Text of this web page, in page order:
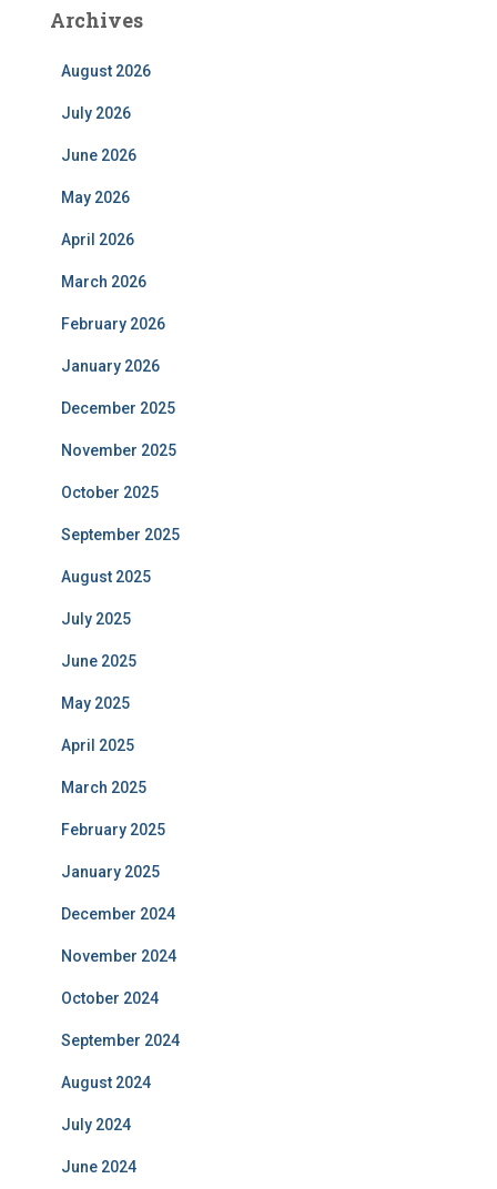
Archives
August 2026
July 2026
June 2026
May 2026
April 2026
March 2026
February 2026
January 2026
December 2025
November 2025
October 2025
September 2025
August 2025
July 2025
June 2025
May 2025
April 2025
March 2025
February 2025
January 2025
December 2024
November 2024
October 2024
September 2024
August 2024
July 2024
June 2024